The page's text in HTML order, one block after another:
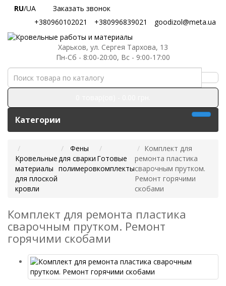
RU/UA
Заказать звонок
+380960102021
+380996839021 goodizol@meta.ua
Харьков, ул. Сергея Тархова, 13
Пн-Сб - 8:00-20:00, Вс - 9:00-17:00
Категории
Кровельные
материалы
для плоской
кровли
Фены
для сварки
полимеров
Готовые
комплекты
Комплект для
ремонта пластика
сварочным прутком.
Ремонт горячими
скобами
Комплект для ремонта пластика
сварочным прутком. Ремонт
горячими скобами